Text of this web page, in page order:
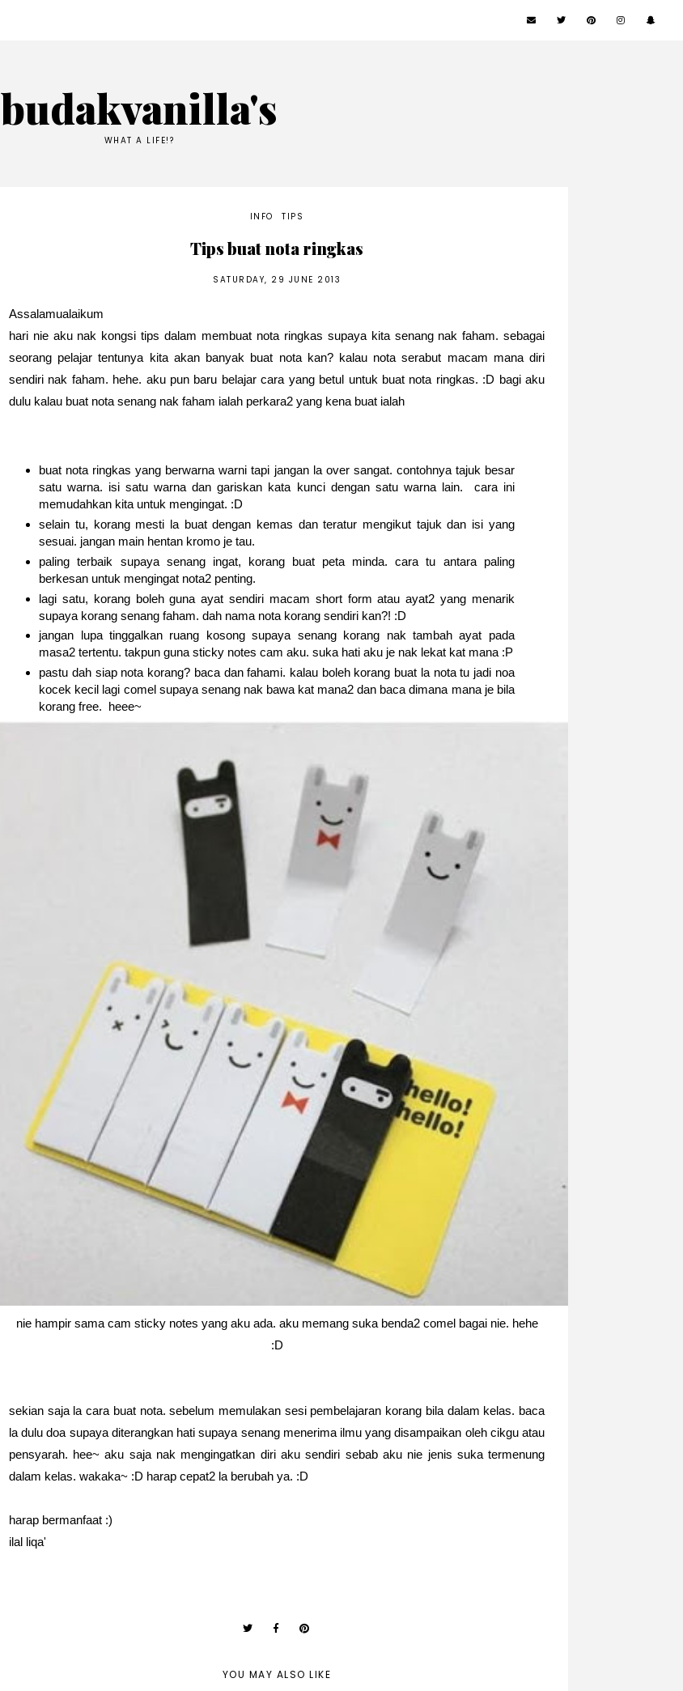
budakvanilla's
WHAT A LIFE!?
INFO TIPS
Tips buat nota ringkas
SATURDAY, 29 JUNE 2013
Assalamualaikum
hari nie aku nak kongsi tips dalam membuat nota ringkas supaya kita senang nak faham. sebagai
seorang pelajar tentunya kita akan banyak buat nota kan? kalau nota serabut macam mana diri
sendiri nak faham. hehe. aku pun baru belajar cara yang betul untuk buat nota ringkas. :D bagi aku
dulu kalau buat nota senang nak faham ialah perkara2 yang kena buat ialah
buat nota ringkas yang berwarna warni tapi jangan la over sangat. contohnya tajuk besar
satu warna. isi satu warna dan gariskan kata kunci dengan satu warna lain. cara ini
memudahkan kita untuk mengingat. :D
selain tu, korang mesti la buat dengan kemas dan teratur mengikut tajuk dan isi yang
sesuai. jangan main hentan kromo je tau.
paling terbaik supaya senang ingat, korang buat peta minda. cara tu antara paling
berkesan untuk mengingat nota2 penting.
lagi satu, korang boleh guna ayat sendiri macam short form atau ayat2 yang menarik
supaya korang senang faham. dah nama nota korang sendiri kan?! :D
jangan lupa tinggalkan ruang kosong supaya senang korang nak tambah ayat pada
masa2 tertentu. takpun guna sticky notes cam aku. suka hati aku je nak lekat kat mana :P
pastu dah siap nota korang? baca dan fahami. kalau boleh korang buat la nota tu jadi noa
kocek kecil lagi comel supaya senang nak bawa kat mana2 dan baca dimana mana je bila
korang free. heee~
nie hampir sama cam sticky notes yang aku ada. aku memang suka benda2 comel bagai nie. hehe
:D
sekian saja la cara buat nota. sebelum memulakan sesi pembelajaran korang bila dalam kelas. baca
la dulu doa supaya diterangkan hati supaya senang menerima ilmu yang disampaikan oleh cikgu atau
pensyarah. hee~ aku saja nak mengingatkan diri aku sendiri sebab aku nie jenis suka termenung
dalam kelas. wakaka~ :D harap cepat2 la berubah ya. :D
harap bermanfaat :)
ilal liqa'
YOU MAY ALSO LIKE